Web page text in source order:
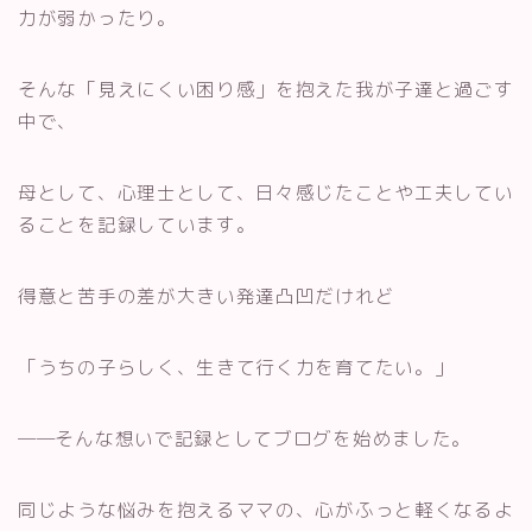
力が弱かったり。
そんな「見えにくい困り感」を抱えた我が子達と過ごす
中で、
母として、心理士として、日々感じたことや工夫してい
ることを記録しています。
得意と苦手の差が大きい発達凸凹だけれど
「うちの子らしく、生きて行く力を育てたい。」
――そんな想いで記録としてブログを始めました。
同じような悩みを抱えるママの、心がふっと軽くなるよ